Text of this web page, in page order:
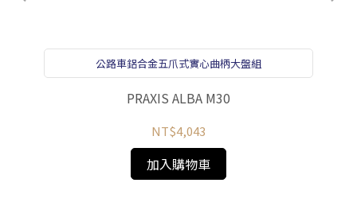
公路車鋁合金五爪式實心曲柄大盤組
PRAXIS ALBA M30
NT$4,043
加入購物車